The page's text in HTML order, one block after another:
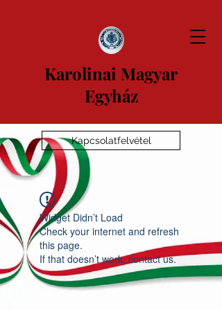
Karolinai Magyar
Egyház
Kapcsolatfelvétel
Widget Didn’t Load
Check your internet and refresh
this page.
If that doesn’t work, contact us.